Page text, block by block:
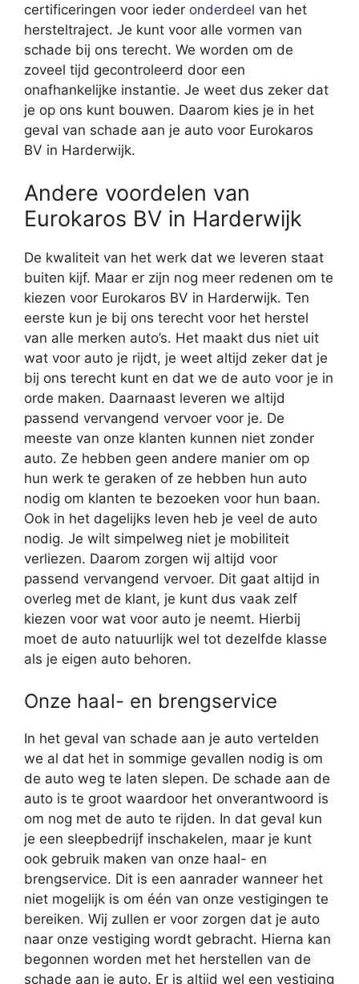
certificeringen voor ieder onderdeel van het
hersteltraject. Je kunt voor alle vormen van
schade bij ons terecht. We worden om de
zoveel tijd gecontroleerd door een
onafhankelijke instantie. Je weet dus zeker dat
je op ons kunt bouwen. Daarom kies je in het
geval van schade aan je auto voor Eurokaros
BV in Harderwijk.
Andere voordelen van
Eurokaros BV in Harderwijk
De kwaliteit van het werk dat we leveren staat
buiten kijf. Maar er zijn nog meer redenen om te
kiezen voor Eurokaros BV in Harderwijk. Ten
eerste kun je bij ons terecht voor het herstel
van alle merken auto’s. Het maakt dus niet uit
wat voor auto je rijdt, je weet altijd zeker dat je
bij ons terecht kunt en dat we de auto voor je in
orde maken. Daarnaast leveren we altijd
passend vervangend vervoer voor je. De
meeste van onze klanten kunnen niet zonder
auto. Ze hebben geen andere manier om op
hun werk te geraken of ze hebben hun auto
nodig om klanten te bezoeken voor hun baan.
Ook in het dagelijks leven heb je veel de auto
nodig. Je wilt simpelweg niet je mobiliteit
verliezen. Daarom zorgen wij altijd voor
passend vervangend vervoer. Dit gaat altijd in
overleg met de klant, je kunt dus vaak zelf
kiezen voor wat voor auto je neemt. Hierbij
moet de auto natuurlijk wel tot dezelfde klasse
als je eigen auto behoren.
Onze haal- en brengservice
In het geval van schade aan je auto vertelden
we al dat het in sommige gevallen nodig is om
de auto weg te laten slepen. De schade aan de
auto is te groot waardoor het onverantwoord is
om nog met de auto te rijden. In dat geval kun
je een sleepbedrijf inschakelen, maar je kunt
ook gebruik maken van onze haal- en
brengservice. Dit is een aanrader wanneer het
niet mogelijk is om één van onze vestigingen te
bereiken. Wij zullen er voor zorgen dat je auto
naar onze vestiging wordt gebracht. Hierna kan
begonnen worden met het herstellen van de
schade aan je auto. Er is altijd wel een vestiging